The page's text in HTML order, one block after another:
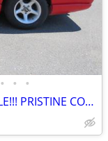
• • •
1992 PONTIAC FIREBIRD CONVERTABLE!!! PRISTINE CONDITION!!!